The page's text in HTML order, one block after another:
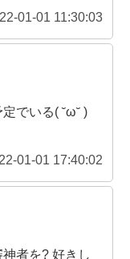
01-01 11:30:03
でいる( ˘ω˘ )
01-01 17:40:02
者を? 好きし